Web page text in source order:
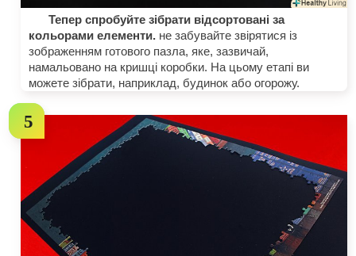
Тепер спробуйте зібрати відсортовані за
кольорами елементи. не забувайте звірятися із
зображенням готового пазла, яке, зазвичай,
намальовано на кришці коробки. На цьому етапі ви
можете зібрати, наприклад, будинок або огорожу.